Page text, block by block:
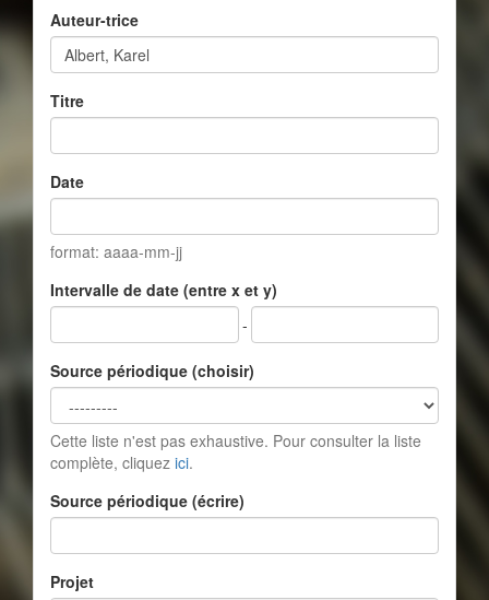
Auteur-trice
Titre
Date
format: aaaa-mm-jj
Intervalle de date (entre x et y)
-
Source périodique (choisir)
Cette liste n'est pas exhaustive. Pour consulter la liste
complète, cliquez ici.
Source périodique (écrire)
Projet